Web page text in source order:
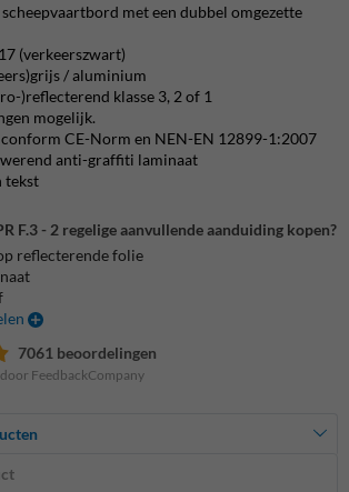
met een dubbel omgezette
(verkeerszwart)
/ aluminium
)reflecterend klasse 3, 2 of 1
mogelijk.
CE-Norm en NEN-EN 12899-1:2007
anti-graffiti laminaat
tekst
F.3 - 2 regelige aanvullende aanduiding kopen?
reflecterende folie
7061 beoordelingen
FeedbackCompany